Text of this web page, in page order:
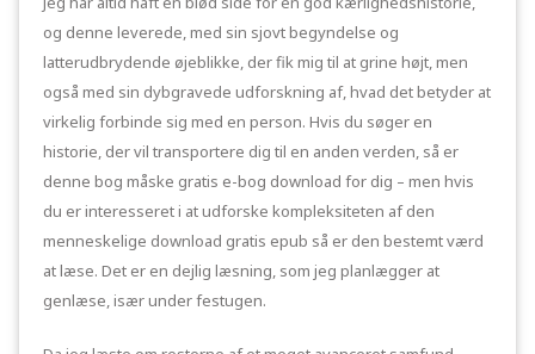
og denne leverede, med sin sjovt begyndelse og
latterudbrydende øjeblikke, der fik mig til at grine højt, men
også med sin dybgravede udforskning af, hvad det betyder at
virkelig forbinde sig med en person. Hvis du søger en
historie, der vil transportere dig til en anden verden, så er
denne bog måske gratis e-bog download for dig – men hvis
du er interesseret i at udforske kompleksiteten af den
menneskelige download gratis epub så er den bestemt værd
at læse. Det er en dejlig læsning, som jeg planlægger at
genlæse, især under festugen.